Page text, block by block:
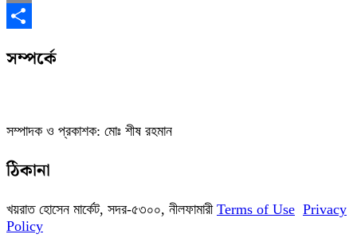
Copy
সম্পর্কে
সম্পাদক ও প্রকাশক: মোঃ শীষ রহমান
ঠিকানা
খয়রাত হোসেন মার্কেট, সদর-৫৩০০, নীলফামারী Terms of Use Privacy
Policy